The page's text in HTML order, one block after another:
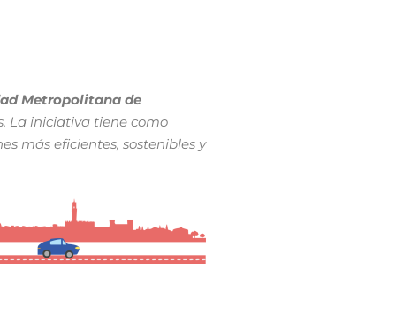
Metropolitana de
La iniciativa tiene como
más eficientes, sostenibles y